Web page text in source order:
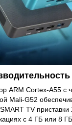
ARM Cortex-A55 с
Mali-G52
TV приставки
с 4 ГБ или 8